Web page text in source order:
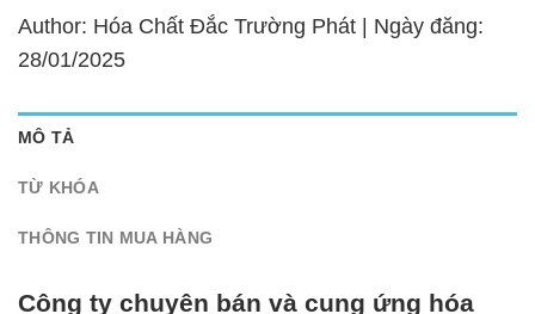
Author: Hóa Chất Đắc Trường Phát | Ngày đăng:
28/01/2025
MÔ TẢ
TỪ KHÓA
THÔNG TIN MUA HÀNG
Công ty chuyên bán và cung ứng hóa